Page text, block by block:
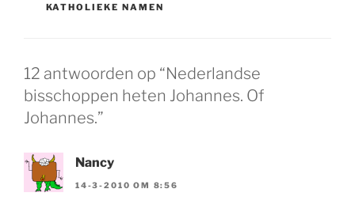
KATHOLIEKE NAMEN
12 antwoorden op “Nederlandse
bisschoppen heten Johannes. Of
Johannes.”
Nancy
14-3-2010 OM 8:56